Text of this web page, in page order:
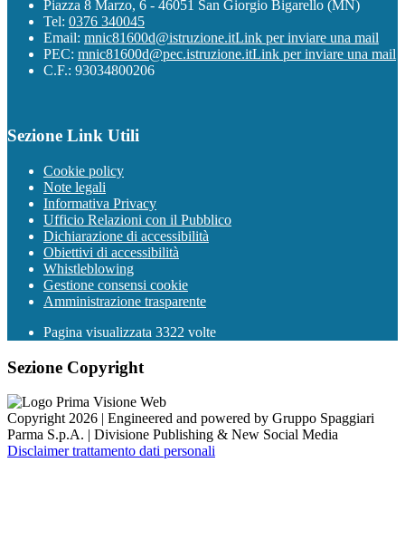
Piazza 8 Marzo, 6 - 46051 San Giorgio Bigarello (MN)
Tel: 0376 340045
Email: mnic81600d@istruzione.itLink per inviare una mail
PEC: mnic81600d@pec.istruzione.itLink per inviare una mail
C.F.: 93034800206
Sezione Link Utili
Cookie policy
Note legali
Informativa Privacy
Ufficio Relazioni con il Pubblico
Dichiarazione di accessibilità
Obiettivi di accessibilità
Whistleblowing
Gestione consensi cookie
Amministrazione trasparente
Pagina visualizzata 3322 volte
Sezione Copyright
Copyright 2026 | Engineered and powered by Gruppo Spaggiari
Parma S.p.A. | Divisione Publishing & New Social Media
Disclaimer trattamento dati personali